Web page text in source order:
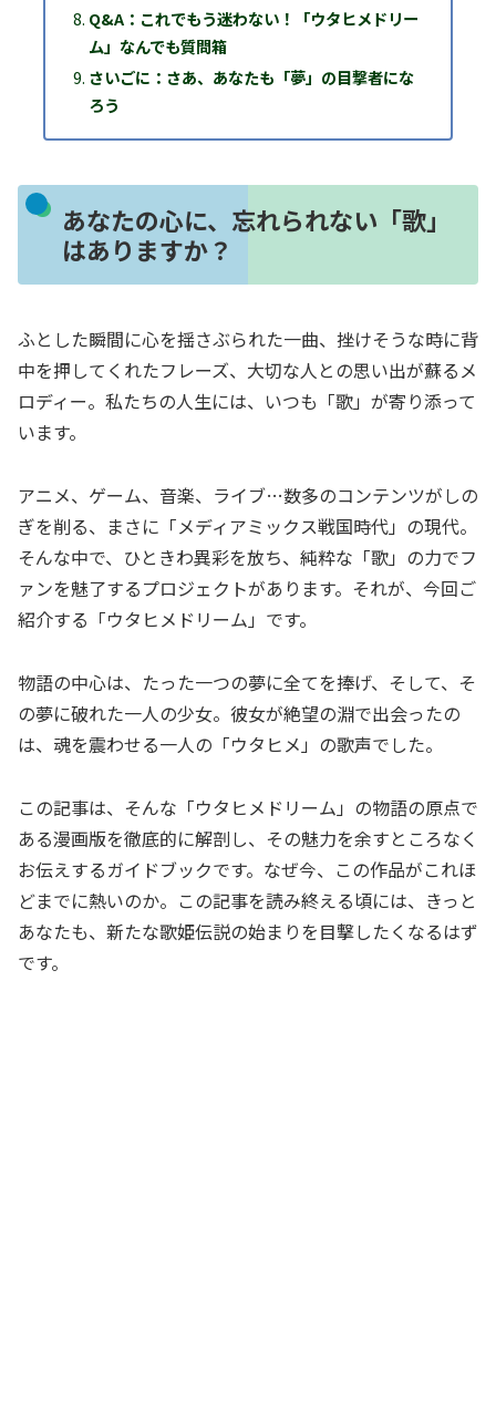
Q&A：これでもう迷わない！「ウタヒメドリー
ム」なんでも質問箱
さいごに：さあ、あなたも「夢」の目撃者にな
ろう
あなたの心に、忘れられない「歌」
はありますか？
ふとした瞬間に心を揺さぶられた一曲、挫けそうな時に背
中を押してくれたフレーズ、大切な人との思い出が蘇るメ
ロディー。私たちの人生には、いつも「歌」が寄り添って
います。
アニメ、ゲーム、音楽、ライブ…数多のコンテンツがしの
ぎを削る、まさに「メディアミックス戦国時代」の現代。
そんな中で、ひときわ異彩を放ち、純粋な「歌」の力でフ
ァンを魅了するプロジェクトがあります。それが、今回ご
紹介する「ウタヒメドリーム」です。
物語の中心は、たった一つの夢に全てを捧げ、そして、そ
の夢に破れた一人の少女。彼女が絶望の淵で出会ったの
は、魂を震わせる一人の「ウタヒメ」の歌声でした。
この記事は、そんな「ウタヒメドリーム」の物語の原点で
ある漫画版を徹底的に解剖し、その魅力を余すところなく
お伝えするガイドブックです。なぜ今、この作品がこれほ
どまでに熱いのか。この記事を読み終える頃には、きっと
あなたも、新たな歌姫伝説の始まりを目撃したくなるはず
です。